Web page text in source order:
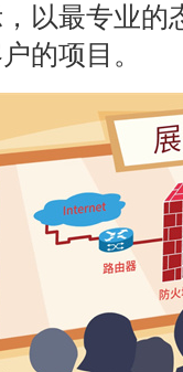
以最专业的
的项目。